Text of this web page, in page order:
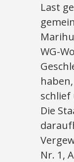
Last
WG-
schlief
Die
Nr. 1,